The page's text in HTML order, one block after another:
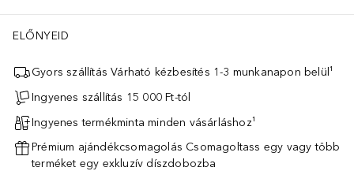
ELŐNYEID
Gyors szállítás Várható kézbesítés 1-3 munkanapon belül¹
Ingyenes szállítás 15 000 Ft-tól
Ingyenes termékminta minden vásárláshoz¹
Prémium ajándékcsomagolás Csomagoltass egy vagy több
terméket egy exkluzív díszdobozba